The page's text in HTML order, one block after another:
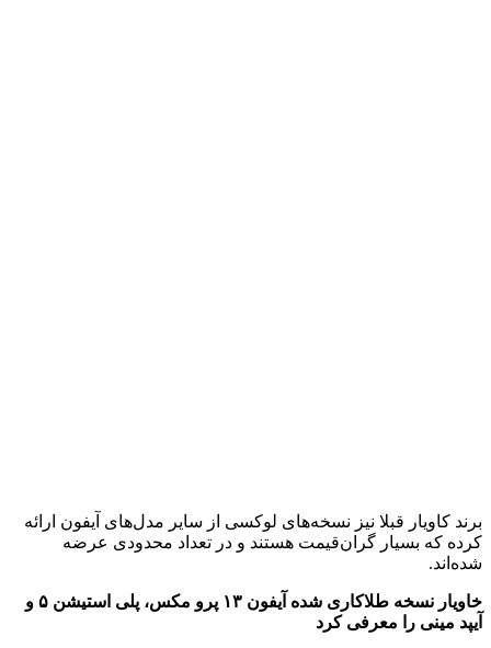
برند کاویار قبلا نیز نسخه‌های لوکسی از سایر مدل‌های آیفون ارائه
کرده که بسیار گران‌قیمت هستند و در تعداد محدودی عرضه
شده‌اند.
خاویار نسخه طلاکاری شده آیفون ۱۳ پرو مکس، پلی استیشن ۵ و
آیپد مینی را معرفی کرد